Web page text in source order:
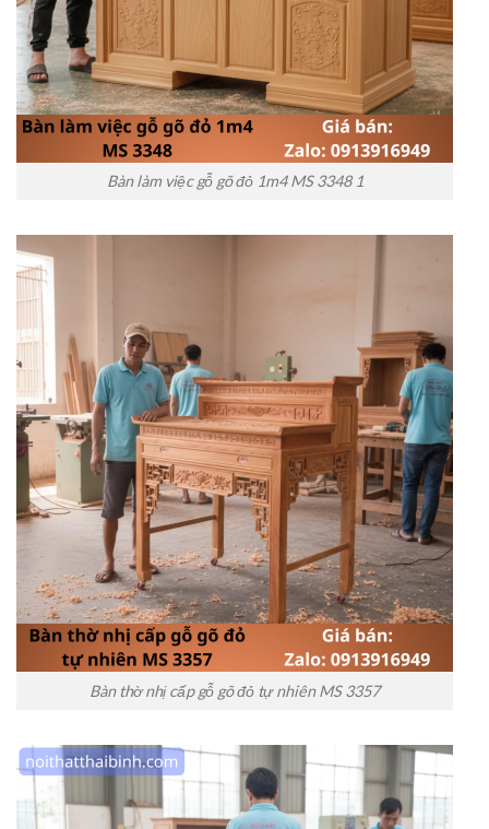
Bàn làm việc gỗ gõ đỏ 1m4 MS 3348 1
Bàn thờ nhị cấp gỗ gõ đỏ tự nhiên MS 3357